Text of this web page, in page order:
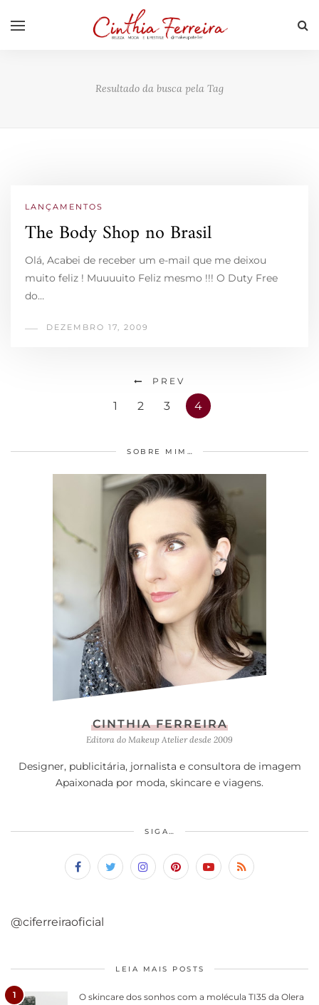
Resultado da busca pela Tag
LANÇAMENTOS
The Body Shop no Brasil
Olá, Acabei de receber um e-mail que me deixou
muito feliz ! Muuuuito Feliz mesmo !!! O Duty Free
do…
DEZEMBRO 17, 2009
PREV
1 2 3 4
SOBRE MIM…
CINTHIA FERREIRA
Editora do Makeup Atelier desde 2009
Designer, publicitária, jornalista e consultora de imagem
Apaixonada por moda, skincare e viagens.
SIGA…
@ciferreiraoficial
LEIA MAIS POSTS
1 O skincare dos sonhos com a molécula TI35 da Olera